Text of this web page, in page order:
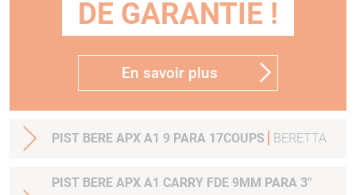
DE GARANTIE !
En savoir plus
PIST BERE APX A1 9 PARA 17COUPS BERETTA
PIST BERE APX A1 CARRY FDE 9MM PARA 3"